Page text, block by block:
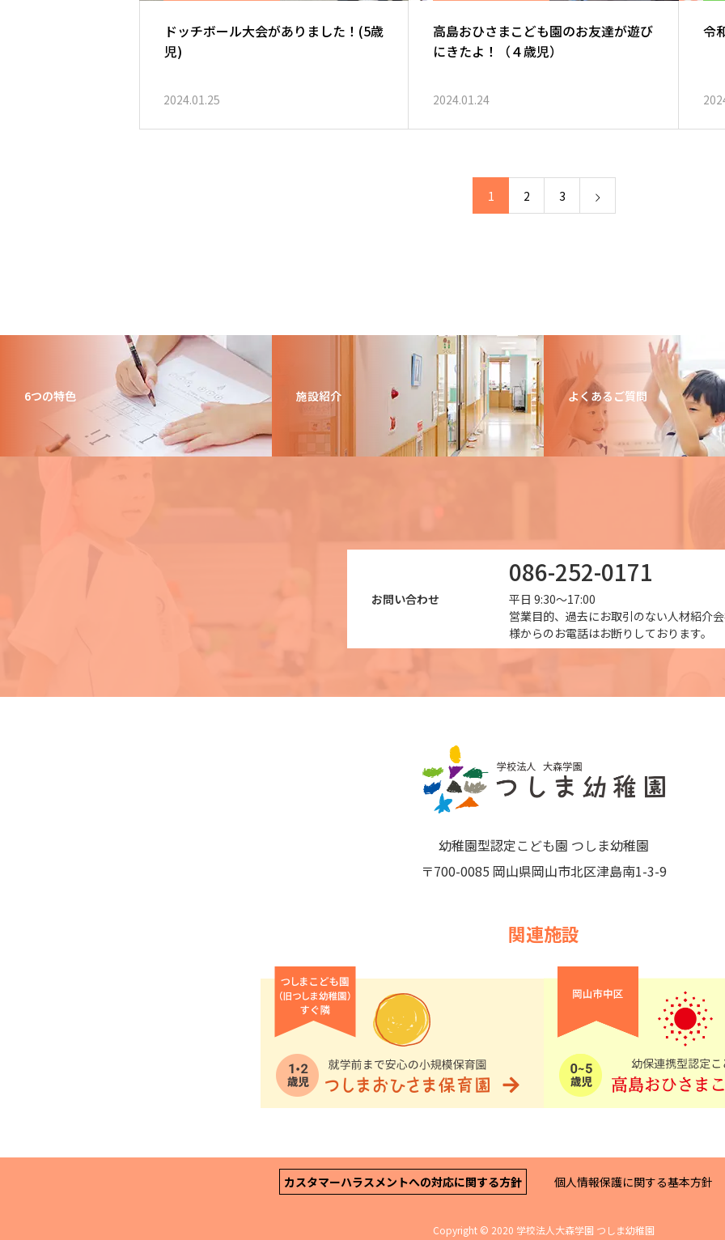
ドッチボール大会がありました！(5歳
児)
2024.01.25
高島おひさまこども園のお友達が遊び
にきたよ！（４歳児）
2024.01.24
令
1 2 3
6つの特色 施設紹介 よくあるご質問
お問い合わせ
086-252-0171
平日 9:30～17:00
営業目的、過去にお取引のない人材紹介
様からのお電話はお断りしております。
幼稚園型認定こども園 つしま幼稚園
〒700-0085 岡山県岡山市北区津島南1-3-9
関連施設
カスタマーハラスメントへの対応に関する方針 個人情報保護に関する基本方針
Copyright © 2020 学校法人大森学園 つしま幼稚園